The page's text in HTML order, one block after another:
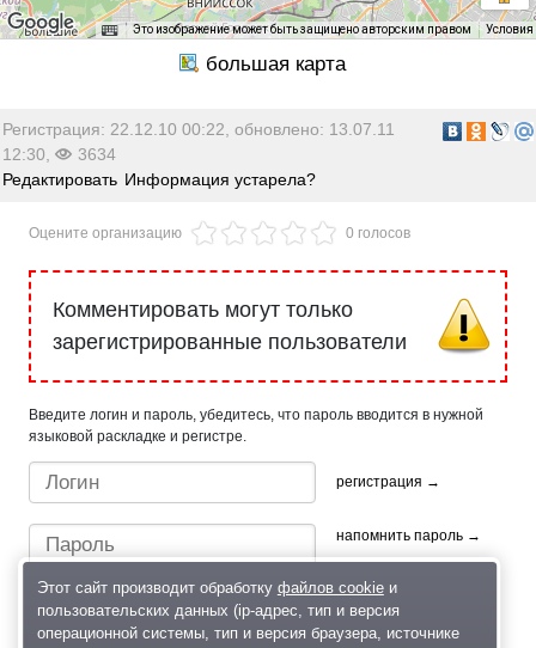
Это изображение может быть защищено авторским правом Условия
Регистрация: 22.12.10 00:22, обновлено: 13.07.11
12:30,
3634
Редактировать Информация устарела?
Оцените организацию 0 голосов
Комментировать могут только
зарегистрированные пользователи
Введите логин и пароль, убедитесь, что пароль вводится в нужной
языковой раскладке и регистре.
регистрация →
напомнить пароль →
Этот сайт производит обработку файлов cookieи
пользовательских данных (ip-адрес, тип и версия
операционной системы, тип и версия браузера, источнике